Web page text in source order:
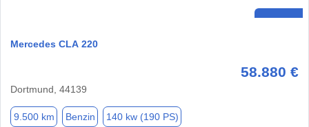
Mercedes CLA 220
58.880 €
Dortmund, 44139
9.500 km Benzin 140 kw (190 PS)